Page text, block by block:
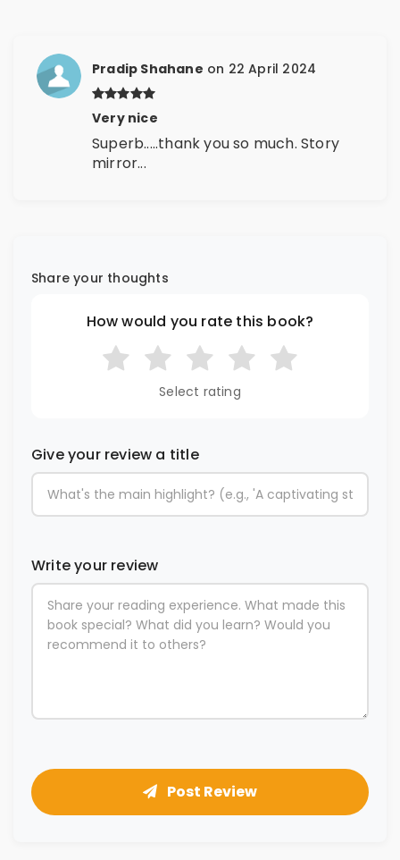
Pradip Shahane on 22 April 2024
Very nice
Superb.....thank you so much. Story
mirror...
Share your thoughts
How would you rate this book?
Select rating
Give your review a title
Write your review
Post Review